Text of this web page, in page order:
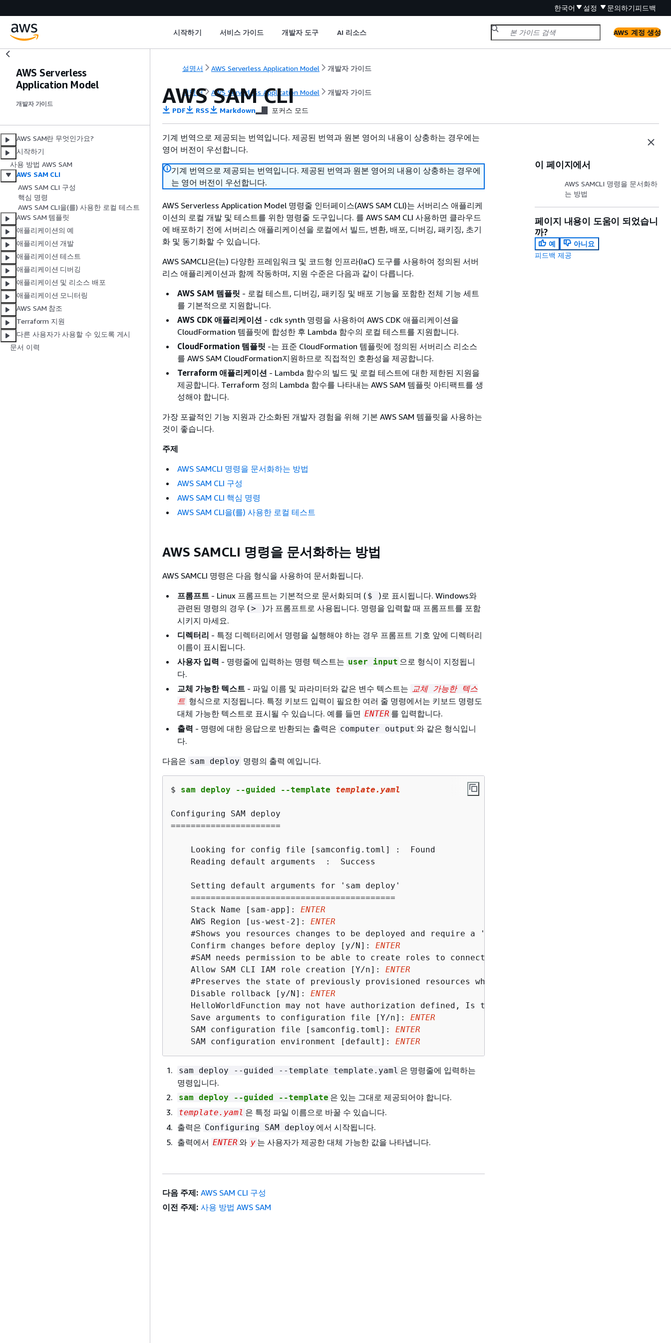
한국어 설정 문의하기피드백
시작하기 서비스 가이드 개발자 도구 AI 리소스 AWS 계정 생성
AWS Serverless
Application Model
개발자 가이드
AWS SAM란 무엇인가요?
시작하기
사용 방법 AWS SAM
AWS SAM CLI
AWS SAM CLI 구성
핵심 명령
AWS SAM CLI을(를) 사용한 로컬 테스트
AWS SAM 템플릿
애플리케이션의 예
애플리케이션 개발
애플리케이션 테스트
애플리케이션 디버깅
애플리케이션 및 리소스 배포
애플리케이션 모니터링
AWS SAM 참조
Terraform 지원
다른 사용자가 사용할 수 있도록 게시
문서 이력
설명서 AWS Serverless Application Model 개발자 가이드
설명서 AWS Serverless Application Model 개발자 가이드
AWS SAM CLI
PDF RSS Markdown 포커스 모드
기계 번역으로 제공되는 번역입니다. 제공된 번역과 원본 영어의 내용이 상충하는 경우에는
영어 버전이 우선합니다.
기계 번역으로 제공되는 번역입니다. 제공된 번역과 원본 영어의 내용이 상충하는 경우에
는 영어 버전이 우선합니다.
AWS Serverless Application Model 명령줄 인터페이스(AWS SAM CLI)는 서버리스 애플리케
이션의 로컬 개발 및 테스트를 위한 명령줄 도구입니다. 를 AWS SAM CLI 사용하면 클라우드
에 배포하기 전에 서버리스 애플리케이션을 로컬에서 빌드, 변환, 배포, 디버깅, 패키징, 초기
화 및 동기화할 수 있습니다.
AWS SAMCLI은(는) 다양한 프레임워크 및 코드형 인프라(IaC) 도구를 사용하여 정의된 서버
리스 애플리케이션과 함께 작동하며, 지원 수준은 다음과 같이 다릅니다.
AWS SAM 템플릿 - 로컬 테스트, 디버깅, 패키징 및 배포 기능을 포함한 전체 기능 세트
를 기본적으로 지원합니다.
AWS CDK 애플리케이션 - cdk synth 명령을 사용하여 AWS CDK 애플리케이션을
CloudFormation 템플릿에 합성한 후 Lambda 함수의 로컬 테스트를 지원합니다.
CloudFormation 템플릿 -는 표준 CloudFormation 템플릿에 정의된 서버리스 리소스
를 AWS SAM CloudFormation지원하므로 직접적인 호환성을 제공합니다.
Terraform 애플리케이션 - Lambda 함수의 빌드 및 로컬 테스트에 대한 제한된 지원을
제공합니다. Terraform 정의 Lambda 함수를 나타내는 AWS SAM 템플릿 아티팩트를 생
성해야 합니다.
가장 포괄적인 기능 지원과 간소화된 개발자 경험을 위해 기본 AWS SAM 템플릿을 사용하는
것이 좋습니다.
주제
AWS SAMCLI 명령을 문서화하는 방법
AWS SAM CLI 구성
AWS SAM CLI 핵심 명령
AWS SAM CLI을(를) 사용한 로컬 테스트
AWS SAMCLI 명령을 문서화하는 방법
AWS SAMCLI 명령은 다음 형식을 사용하여 문서화됩니다.
프롬프트 - Linux 프롬프트는 기본적으로 문서화되며 ( $
)로 표시됩니다. Windows와
관련된 명령의 경우 (>
)가 프롬프트로 사용됩니다. 명령을 입력할 때 프롬프트를 포함
시키지 마세요.
디렉터리 - 특정 디렉터리에서 명령을 실행해야 하는 경우 프롬프트 기호 앞에 디렉터리
이름이 표시됩니다.
사용자 입력 - 명령줄에 입력하는 명령 텍스트는 user input 으로 형식이 지정됩니
다.
교체 가능한 텍스트 - 파일 이름 및 파라미터와 같은 변수 텍스트는
교체 가능한 텍스
트 형식으로 지정됩니다. 특정 키보드 입력이 필요한 여러 줄 명령에서는 키보드 명령도
대체 가능한 텍스트로 표시될 수 있습니다. 예를 들면 ENTER 를 입력합니다.
출력 - 명령에 대한 응답으로 반환되는 출력은 computer output 와 같은 형식입니
다.
다음은 sam deploy 명령의 출력 예입니다.
$ sam deploy --guided --template template .yaml
Configuring SAM deploy
======================
    Looking for config file [samconfig.toml] :  Found
    Reading default arguments  :  Success
    Setting default arguments for 'sam deploy'
    =========================================
    Stack Name [sam-app]:
ENTER
    AWS Region [us-west-2]:
ENTER
    #Shows you resources changes to be deployed and require a 'Y' to initiate deploy
    Confirm changes before deploy [y/N]:
ENTER
    #SAM needs permission to be able to create roles to connect to the resources in your template
    Allow SAM CLI IAM role creation [Y/n]:
ENTER
    #Preserves the state of previously provisioned resources when an operation fails
    Disable rollback [y/N]:
ENTER
    HelloWorldFunction may not have authorization defined, Is this okay? [y/N]:
    Save arguments to configuration file [Y/n]:
ENTER
    SAM configuration file [samconfig.toml]:
ENTER
    SAM configuration environment [default]:
ENTER
sam deploy --guided --template template.yaml 은 명령줄에 입력하는
명령입니다.
sam deploy --guided --template 은 있는 그대로 제공되어야 합니다.
template.yaml 은 특정 파일 이름으로 바꿀 수 있습니다.
출력은 Configuring SAM deploy 에서 시작됩니다.
출력에서 ENTER 와 y 는 사용자가 제공한 대체 가능한 값을 나타냅니다.
이 페이지에서
AWS SAMCLI 명령을 문서화하
는 방법
페이지 내용이 도움이 되었습니
까?
예
아니요
피드백 제공
다음 주제: AWS SAM CLI 구성
이전 주제: 사용 방법 AWS SAM